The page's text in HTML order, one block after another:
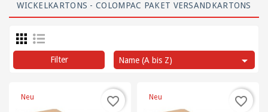
Bürobedarf
Füllmaterial
Polsterung
WICKELKARTONS - COLOMPAC PAKET VERSANDKARTONS
Filter Name (A bis Z) 
Neu favorite_border Neu favorite_border